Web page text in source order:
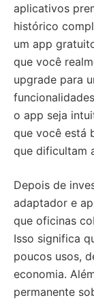
aplicativos
histórico
um app
que você
upgrade para
o app seja
que você está
que dificultam
Depois de
adaptador e
que oficinas
Isso significa
poucos usos,
economia.
permanente